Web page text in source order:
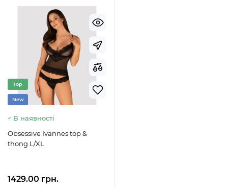
Top
New
В наявності
Obsessive Ivannes top &
thong L/XL
1429.00 грн.